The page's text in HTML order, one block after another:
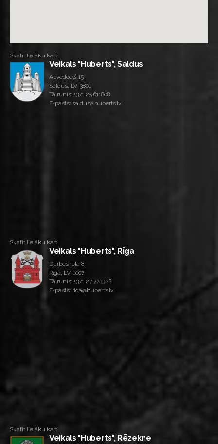
Skatīt lielāku karti
Veikals "Huberts", Saldus
Apvedceļš 15
Saldus, LV-3801
Tālrunis: +371 25 611808
E-pasts: saldus@huberts.lv
Skatīt lielāku karti
Veikals "Huberts", Rīga
Durbes iela 8
Rīga, LV-1007
Tālrunis: +371 27 773328
E-pasts: riga@huberts.lv
Skatīt lielāku karti
Veikals "Huberts", Rēzekne